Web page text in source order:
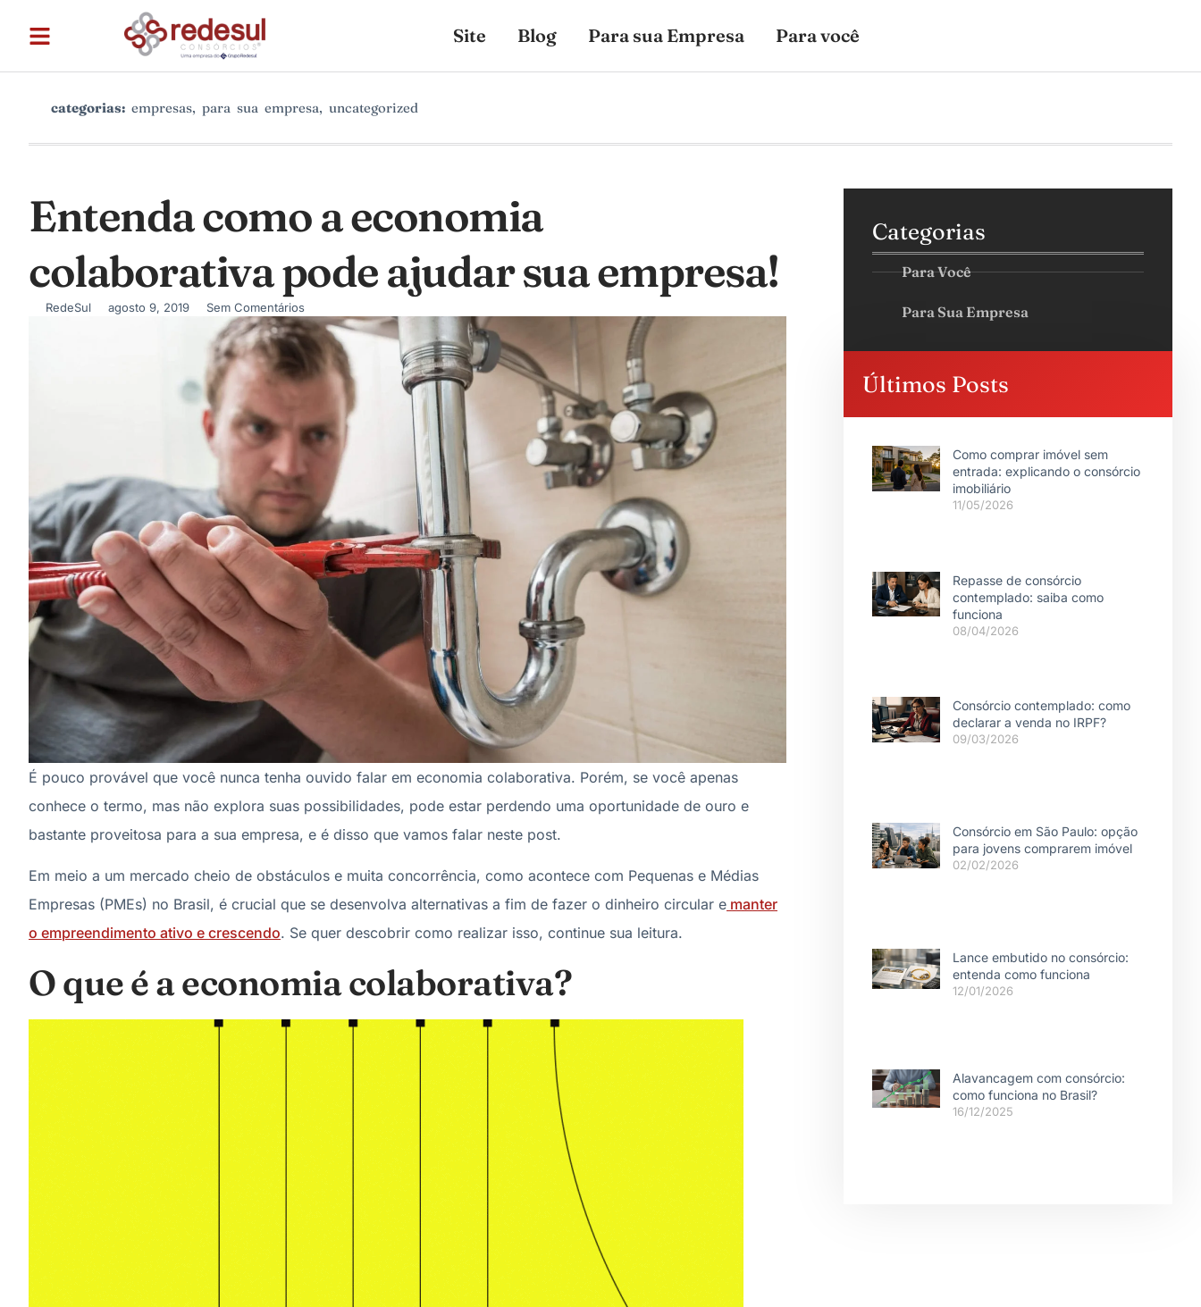
Site Blog Para sua Empresa Para você
categorias: empresas, para sua empresa, uncategorized
Entenda como a economia
colaborativa pode ajudar sua empresa!
RedeSul agosto 9, 2019 Sem Comentários
É pouco provável que você nunca tenha ouvido falar em economia colaborativa. Porém, se você apenas
conhece o termo, mas não explora suas possibilidades, pode estar perdendo uma oportunidade de ouro e
bastante proveitosa para a sua empresa, e é disso que vamos falar neste post.
Em meio a um mercado cheio de obstáculos e muita concorrência, como acontece com Pequenas e Médias
Empresas (PMEs) no Brasil, é crucial que se desenvolva alternativas a fim de fazer o dinheiro circular e manter
o empreendimento ativo e crescendo. Se quer descobrir como realizar isso, continue sua leitura.
O que é a economia colaborativa?
Categorias
Para Você
Para Sua Empresa
Últimos Posts
Como comprar imóvel sem
entrada: explicando o consórcio
imobiliário
11/05/2026
Repasse de consórcio
contemplado: saiba como
funciona
08/04/2026
Consórcio contemplado: como
declarar a venda no IRPF?
09/03/2026
Consórcio em São Paulo: opção
para jovens comprarem imóvel
02/02/2026
Lance embutido no consórcio:
entenda como funciona
12/01/2026
Alavancagem com consórcio:
como funciona no Brasil?
16/12/2025